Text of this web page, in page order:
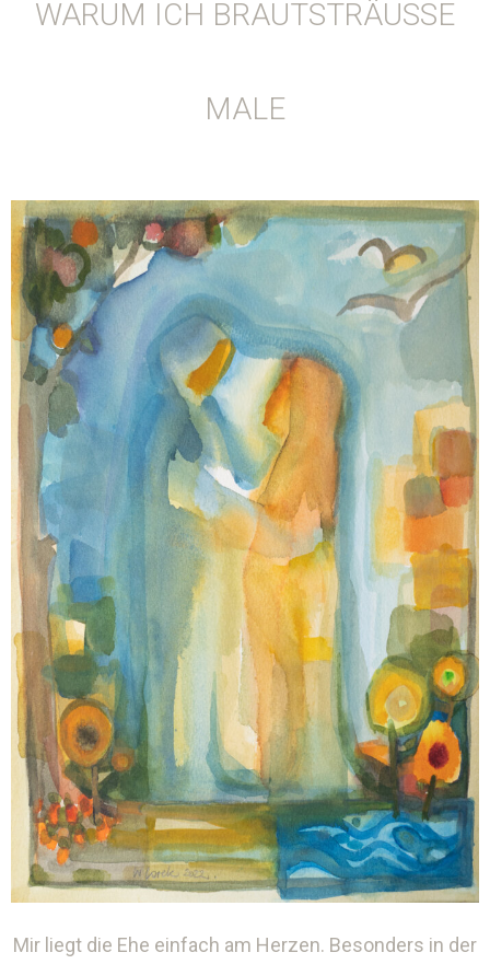
WARUM ICH BRAUTSTRÄUSSE M
ALE
Mir liegt die Ehe einfach am Herzen. Besonders in der